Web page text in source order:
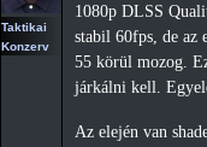
Taktikai
Konzerv
1080p DLSS
stabil 60fps, de az
55 körül mozog.
járkálni kell.
Az elején van